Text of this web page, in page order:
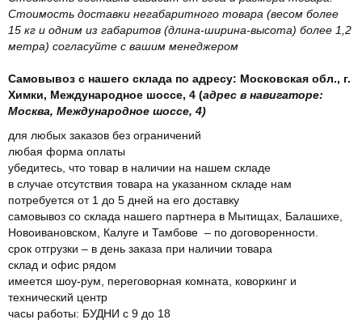
Стоимость доставки негабаритного товара (весом более
15 кг и одним из габаритов (длина-ширина-высота) более 1,2
метра) согласуйте с вашим менеджером
Самовывоз с нашего склада по адресу: Московская обл., г.
Химки, Международное шоссе, 4 (адрес в навигаторе:
Москва, Международное шоссе, 4)
для любых заказов без ограничений
любая форма оплаты
убедитесь, что товар в наличии на нашем складе
в случае отсутствия товара на указанном складе нам
потребуется от 1 до 5 дней на его доставку
самовывоз со склада нашего партнера в Мытищах, Балашихе,
Новоивановском, Калуге и Тамбове – по договоренности.
срок отгрузки – в день заказа при наличии товара
склад и офис рядом
имеется шоу-рум, переговорная комната, коворкинг и
технический центр
часы работы: БУДНИ с 9 до 18